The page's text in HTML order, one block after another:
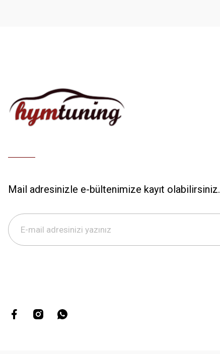
Mail adresinizle e-bültenimize kayıt olabilirsiniz.